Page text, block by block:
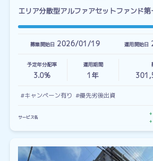
エリア分散型アルファアセットファンド
募集開始日 2026/01/19 運用開始日
予定年分配率
3.0%
運用期間
1 年
#キャンペーン有り #優先劣後出資
サービス名